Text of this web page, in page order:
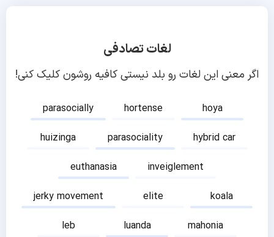
لغات تصادفی
اگر معنی این لغات رو بلد نیستی کافیه روشون کلیک کنی!
parasocially hortense
hoya
huizinga
parasociality
hybrid car
euthanasia
inveiglement
jerky movement
elite
koala
leb
luanda
mahonia